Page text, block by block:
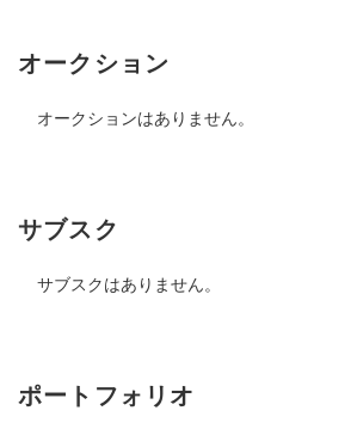
オークション
オークションはありません。
サブスク
サブスクはありません。
ポートフォリオ